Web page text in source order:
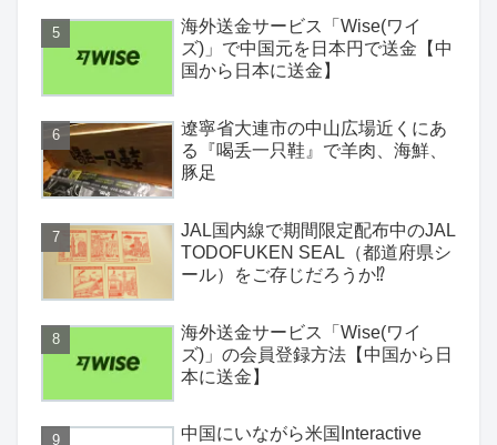
海外送金サービス「Wise(ワイ
ズ)」で中国元を日本円で送金【中
国から日本に送金】
遼寧省大連市の中山広場近くにあ
る『喝丢一只鞋』で羊肉、海鮮、
豚足
JAL国内線で期間限定配布中のJAL
TODOFUKEN SEAL（都道府県シ
ール）をご存じだろうか⁉
海外送金サービス「Wise(ワイ
ズ)」の会員登録方法【中国から日
本に送金】
中国にいながら米国Interactive